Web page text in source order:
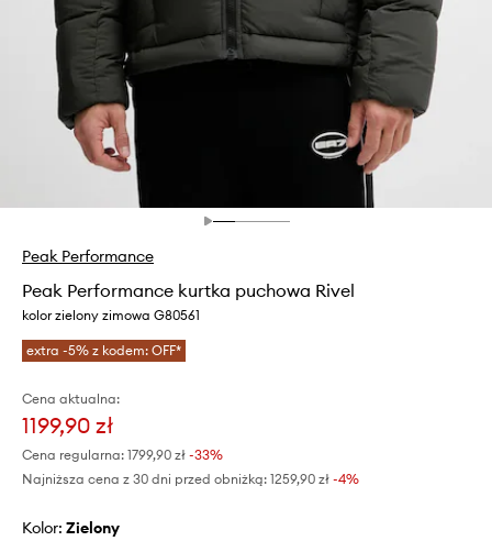
Peak Performance
Peak Performance kurtka puchowa Rivel
kolor zielony zimowa G80561
extra -5% z kodem: OFF*
Cena aktualna:
1199,90 zł
Cena regularna: 1799,90 zł -33%
Najniższa cena z 30 dni przed obniżką: 1259,90 zł -4%
Kolor: zielony